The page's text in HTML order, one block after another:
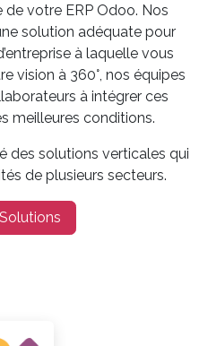
votre ERP Odoo. Nos
solution adéquate pour
à laquelle vous
vision à 360°, nos équipes
à intégrer ces
meilleures conditions.
des solutions verticales qui
de plusieurs secteurs.